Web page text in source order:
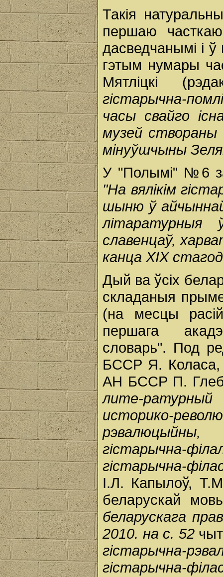
Такія
першаю
дасведчанымі і
гэтым нумары
Мятліцкі
гістарычна-
часы свайго
музей створаны
мінуўшчыны
У "Полымі" №6
"На вялікім
шыню ў айчыннай
літаратурныя
славенцаў,
канца ХІХ
Дый ва ўсіх
складаныя
(на месцы
першага
словарь". Под
БССР Я. Коласа,
АН БССР П.
лите-
историко-
гістарычна-
гістарычна-
І.Л. Капылоў,
беларускай
беларускага
2010. на с. 52
гістарычна-
гістарычна-